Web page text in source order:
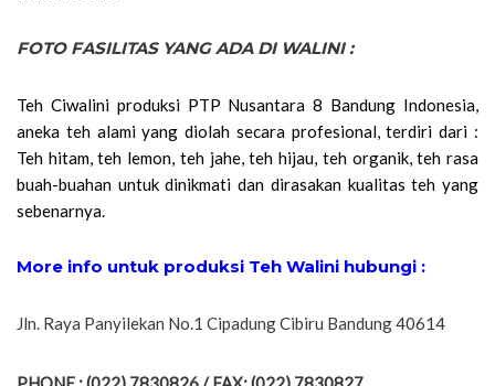
FOTO FASILITAS YANG ADA DI WALINI :
Teh Ciwalini produksi PTP Nusantara 8 Bandung Indonesia,
aneka teh alami yang diolah secara profesional, terdiri dari :
Teh hitam, teh lemon, teh jahe, teh hijau, teh organik, teh rasa
buah-buahan untuk dinikmati dan dirasakan kualitas teh yang
sebenarnya.
More info untuk produksi Teh Walini hubungi :
Jln. Raya Panyilekan No.1 Cipadung Cibiru Bandung 40614